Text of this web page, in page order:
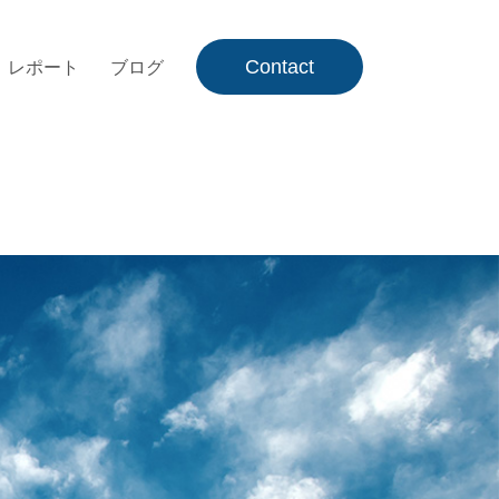
レポート ブログ Contact